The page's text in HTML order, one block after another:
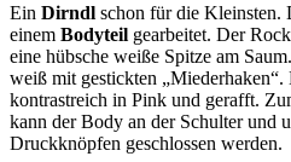
Ein Dirndl schon für die Kleinsten.
einem Bodyteil gearbeitet. Der
eine hübsche weiße Spitze am
weiß mit gestickten
kontrastreich in Pink und gerafft.
kann der Body an der Schulter und
Druckknöpfen geschlossen werden.